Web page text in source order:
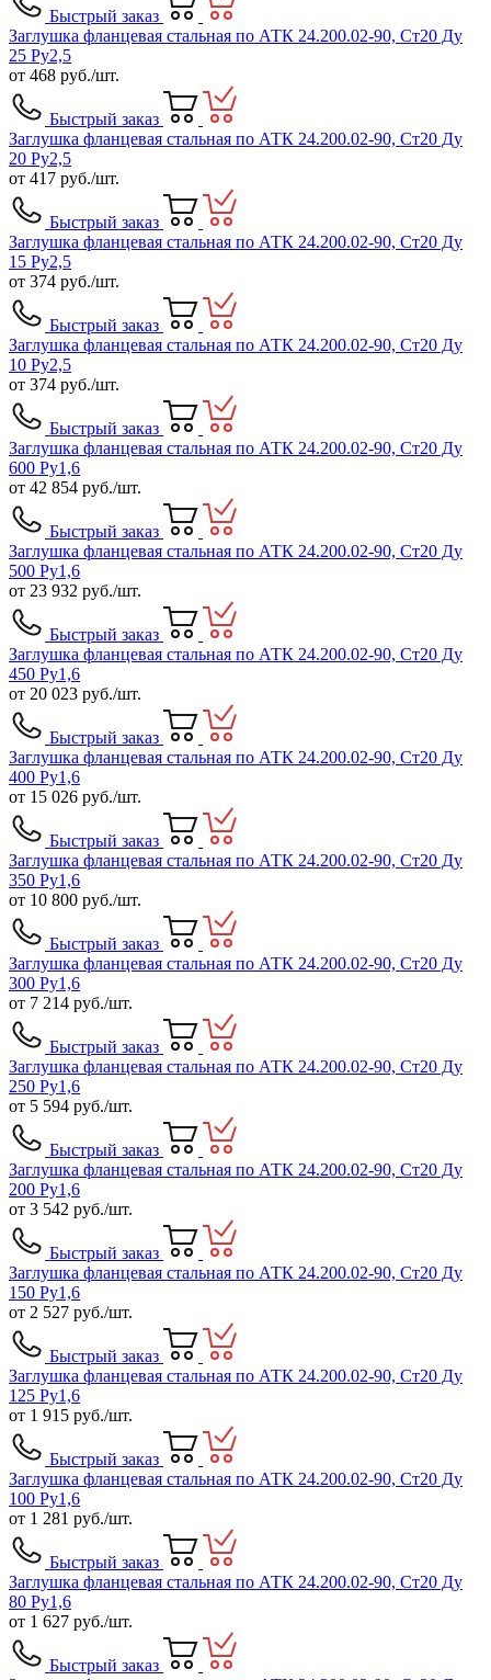
Быстрый заказ
Заглушка фланцевая стальная по АТК 24.200.02-90, Ст20 Ду
25 Ру2,5
от 468 руб./шт.
Быстрый заказ
Заглушка фланцевая стальная по АТК 24.200.02-90, Ст20 Ду
20 Ру2,5
от 417 руб./шт.
Быстрый заказ
Заглушка фланцевая стальная по АТК 24.200.02-90, Ст20 Ду
15 Ру2,5
от 374 руб./шт.
Быстрый заказ
Заглушка фланцевая стальная по АТК 24.200.02-90, Ст20 Ду
10 Ру2,5
от 374 руб./шт.
Быстрый заказ
Заглушка фланцевая стальная по АТК 24.200.02-90, Ст20 Ду
600 Ру1,6
от 42 854 руб./шт.
Быстрый заказ
Заглушка фланцевая стальная по АТК 24.200.02-90, Ст20 Ду
500 Ру1,6
от 23 932 руб./шт.
Быстрый заказ
Заглушка фланцевая стальная по АТК 24.200.02-90, Ст20 Ду
450 Ру1,6
от 20 023 руб./шт.
Быстрый заказ
Заглушка фланцевая стальная по АТК 24.200.02-90, Ст20 Ду
400 Ру1,6
от 15 026 руб./шт.
Быстрый заказ
Заглушка фланцевая стальная по АТК 24.200.02-90, Ст20 Ду
350 Ру1,6
от 10 800 руб./шт.
Быстрый заказ
Заглушка фланцевая стальная по АТК 24.200.02-90, Ст20 Ду
300 Ру1,6
от 7 214 руб./шт.
Быстрый заказ
Заглушка фланцевая стальная по АТК 24.200.02-90, Ст20 Ду
250 Ру1,6
от 5 594 руб./шт.
Быстрый заказ
Заглушка фланцевая стальная по АТК 24.200.02-90, Ст20 Ду
200 Ру1,6
от 3 542 руб./шт.
Быстрый заказ
Заглушка фланцевая стальная по АТК 24.200.02-90, Ст20 Ду
150 Ру1,6
от 2 527 руб./шт.
Быстрый заказ
Заглушка фланцевая стальная по АТК 24.200.02-90, Ст20 Ду
125 Ру1,6
от 1 915 руб./шт.
Быстрый заказ
Заглушка фланцевая стальная по АТК 24.200.02-90, Ст20 Ду
100 Ру1,6
от 1 281 руб./шт.
Быстрый заказ
Заглушка фланцевая стальная по АТК 24.200.02-90, Ст20 Ду
80 Ру1,6
от 1 627 руб./шт.
Быстрый заказ